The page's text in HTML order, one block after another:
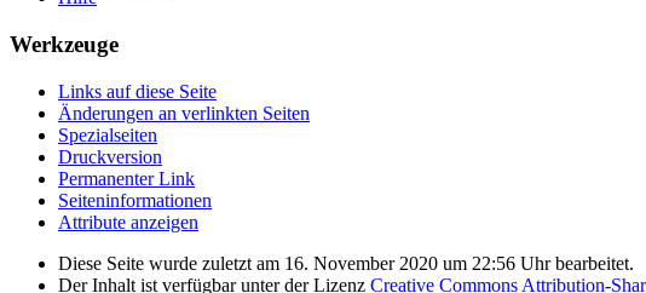
Werkzeuge
Links auf diese Seite
Änderungen an verlinkten Seiten
Spezialseiten
Druckversion
Permanenter Link
Seiten­­informationen
Attribute anzeigen
Diese Seite wurde zuletzt am 16. November 2020 um 22:56 Uhr bearbeitet.
Der Inhalt ist verfügbar unter der Lizenz Creative Commons Attribution-